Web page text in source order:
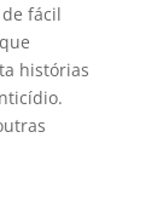
fácil
histórias